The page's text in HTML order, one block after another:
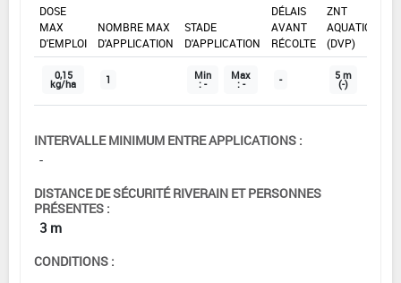
DOSE
MAX
D'EMPLOI
NOMBRE MAX
D'APPLICATION
STADE
D'APPLICATION
DÉLAIS
AVANT
RÉCOLTE
ZNT
AQUATIQUE
(DVP)
0,15
kg/ha 1 Min
: -
Max
: - - 5 m
(-)
INTERVALLE MINIMUM ENTRE APPLICATIONS :
-
DISTANCE DE SÉCURITÉ RIVERAIN ET PERSONNES
PRÉSENTES :
3 m
CONDITIONS :